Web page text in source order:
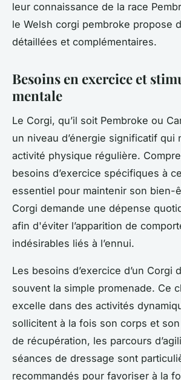
leur connaissance de la race
le Welsh corgi pembroke propose
détaillées et complémentaires.
Besoins en exercice et
mentale
Le Corgi, qu’il soit Pembroke ou
un niveau d’énergie significatif qui
activité physique régulière.
besoins d’exercice spécifiques à
essentiel pour maintenir son bien-
Corgi demande une dépense
afin d'éviter l’apparition de
indésirables liés à l’ennui.
Les besoins d’exercice d’un Corgi
souvent la simple promenade. Ce
excelle dans des activités
sollicitent à la fois son corps et
de récupération, les parcours
séances de dressage sont
recommandés pour favoriser à la